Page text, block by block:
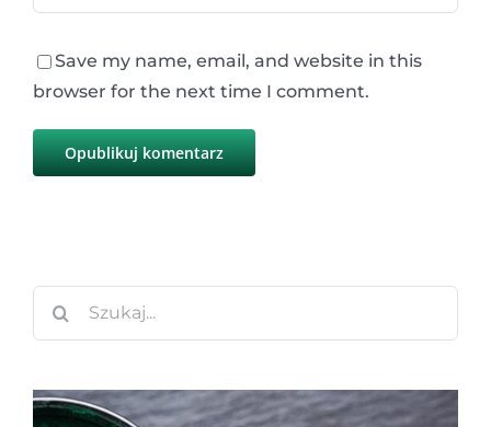
Save my name, email, and website in this
browser for the next time I comment.